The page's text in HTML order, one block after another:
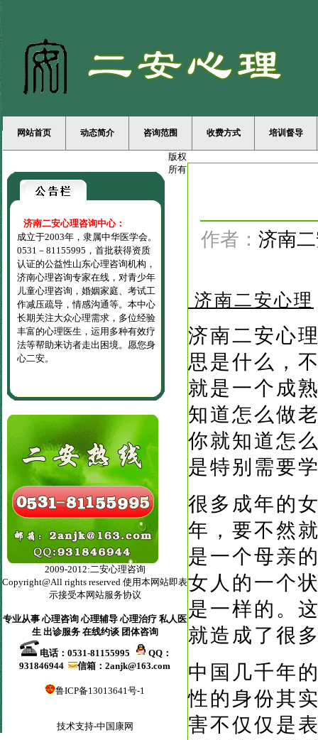
网站首页 动态简介 咨询范围 收费方式 培训督导
济南二安心理咨询中心：
成立于2003年，隶属中华医学会。
0531－81155995，首批获得资质
认证的公益性山东心理咨询机构，
济南心理咨询专家在线，对青少年
儿童心理咨询，婚姻家庭、考试工
作减压疏导，情感沟通等。本中心
长期关注大众心理需求，多位经验
丰富的心理医生，运用多种有效疗
法等帮助来访者走出困境。愿您身
心二安。
作者： 济南
济南二安心理
济南二安心
思是什么，
就是一个成
知道怎么做
你就知道怎
是特别需要
很多成年的
年，要不然
是一个母亲
女人的一个
是一样的。
就造成了很
中国几千年
性的身份其
害不仅仅是
版权
所有
2009-2012:二安心理咨询
Copyright@All rights reserved 使用本网站即表
示接受本网站服务协议
专业从事 心理咨询 心理辅导 心理治疗 私人医
生 出诊服务 在线约谈 团体咨询
电话：0531-81155995
QQ：
931846944
信箱：2anjk@163.com
鲁ICP备13013641号-1
技术支持-中国康网